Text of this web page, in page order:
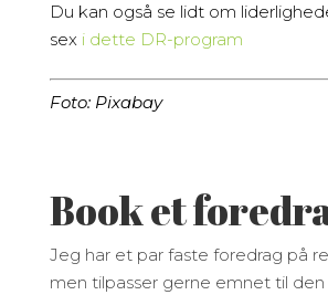
Du kan også se lidt om
sexi dette DR-program
Foto: Pixabay
Book et
Jeg har et par faste foredrag på
men tilpasser gerne emnet til